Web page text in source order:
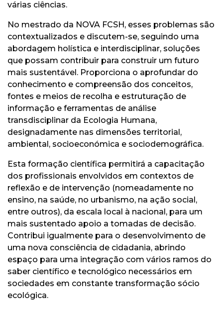
várias ciências.
No mestrado da NOVA FCSH, esses problemas são
contextualizados e discutem-se, seguindo uma
abordagem holística e interdisciplinar, soluções
que possam contribuir para construir um futuro
mais sustentável. Proporciona o aprofundar do
conhecimento e compreensão dos conceitos,
fontes e meios de recolha e estruturação de
informação e ferramentas de análise
transdisciplinar da Ecologia Humana,
designadamente nas dimensões territorial,
ambiental, socioeconómica e sociodemográfica.
Esta formação científica permitirá a capacitação
dos profissionais envolvidos em contextos de
reflexão e de intervenção (nomeadamente no
ensino, na saúde, no urbanismo, na ação social,
entre outros), da escala local à nacional, para um
mais sustentado apoio a tomadas de decisão.
Contribui igualmente para o desenvolvimento de
uma nova consciência de cidadania, abrindo
espaço para uma integração com vários ramos do
saber científico e tecnológico necessários em
sociedades em constante transformação sócio
ecológica.